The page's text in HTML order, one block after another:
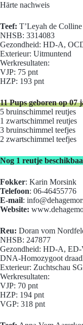
Härte nachweis
Teef: T’Leyah de
NHSB: 3314083
Gezondheid: HD-A,
Exterieur: Uitmuntend
Werkresultaten:
VJP: 75 pnt
HZP: 193 pnt
11 Pups geboren op 07
5 bruinschimmel reutjes
1 zwartschimmel reutjes
3 bruinschimmel teefjes
2 zwartschimmel teefjes
Nog 1 reutje
Fokker: Karin Morsink
Telefoon: 06-46455776
E-mail:
Website:
Reu: Doran vom
NHSB: 247877
Gezondheid: HD-A,
DNA-Homozygoot
Exterieur: Zuchtschau
Werkresultaten:
VJP: 70 pnt
HZP: 194 pnt
VGP: 318 pnt